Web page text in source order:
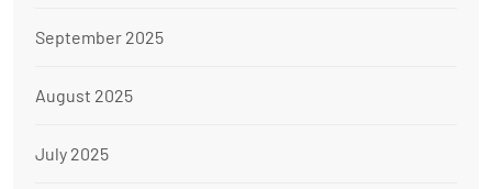
September 2025
August 2025
July 2025